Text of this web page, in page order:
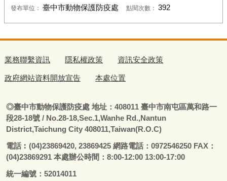
發布單位： 臺中市動物保護防疫處 點閱次數： 392
業務聯繫資訊 隱私權政策 資訊安全政策
政府網站資料開放宣告 本處位置
◎臺中市動物保護防疫處地址：408011 臺中市南屯區萬和路一
段28-18號 / No.28-18,Sec.1,Wanhe Rd.,Nantun
District,Taichung City 408011,Taiwan(R.O.C)
電話︰ (04)23869420, 23869425 網路電話：0972546250 FAX：
(04)23869291 本處辦公時間：8:00-12:00 13:00-17:00
統一編號：52014011